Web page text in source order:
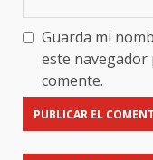
Guarda mi
este navegador
comente.